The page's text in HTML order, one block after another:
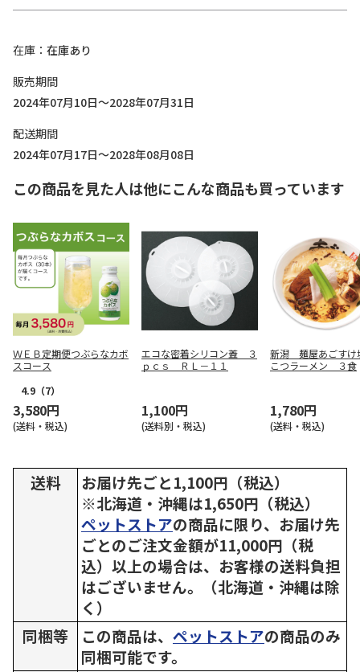
在庫
在庫あり
販売期間
2024年07月10日～2028年07月31日
配送期間
2024年07月17日～2028年08月08日
この商品を見た人は他にこんな商品も買っています
ＷＥＢ定期便つぶらなカボ
スコース
4.9 （7）
3,580円
(送料・税込)
エコな密着シリコン蓋 ３
ｐｃｓ ＲＬ－１１
1,100円
(送料別・税込)
新潟 麺屋あごすけ
こつラーメン ３食
1,780円
(送料・税込)
送料
お届け先ごと1,100円（税込）
※北海道・沖縄は1,650円（税込）
ペットストアの商品に限り、お届け先
ごとのご注文金額が11,000円（税
込）以上の場合は、お客様の送料負担
はございません。（北海道・沖縄は除
く）
同梱等
この商品は、 ペットストアの商品のみ
同梱可能です。